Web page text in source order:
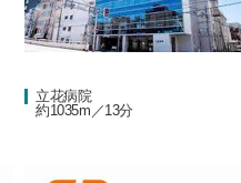
立花病院
約1035m／13分